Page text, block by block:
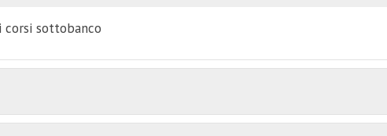
corsi sottobanco